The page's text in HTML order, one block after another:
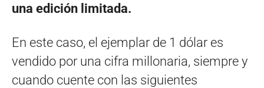
una edición limitada.
En este caso, el ejemplar de 1 dólar es
vendido por una cifra millonaria, siempre y
cuando cuente con las siguientes